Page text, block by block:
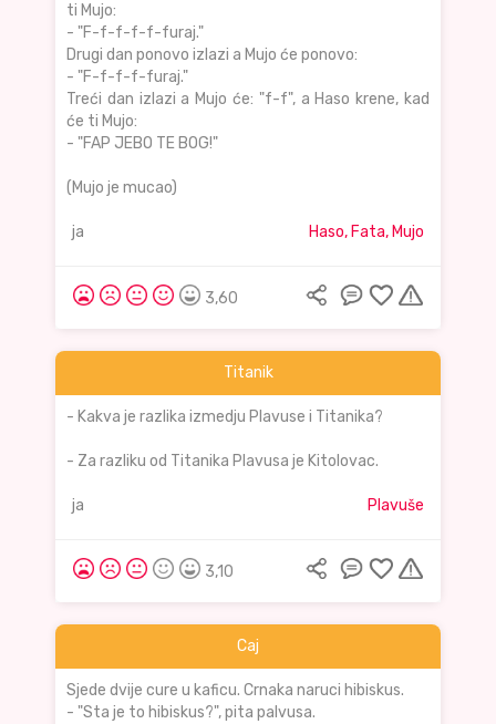
ti Mujo:
- "F-f-f-f-f-furaj."
Drugi dan ponovo izlazi a Mujo će ponovo:
- "F-f-f-f-furaj."
Treći dan izlazi a Mujo će: "f-f", a Haso krene, kad
će ti Mujo:
- "FAP JEBO TE BOG!"
(Mujo je mucao)
ja Haso, Fata, Mujo
3,60
Titanik
- Kakva je razlika izmedju Plavuse i Titanika?
- Za razliku od Titanika Plavusa je Kitolovac.
ja Plavuše
3,10
Caj
Sjede dvije cure u kaficu. Crnaka naruci hibiskus.
- "Sta je to hibiskus?", pita palvusa.